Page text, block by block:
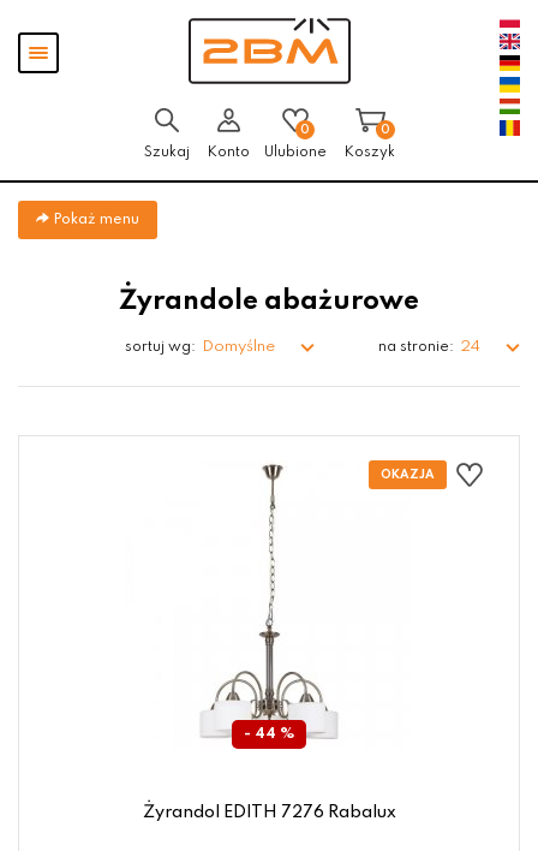
Pokaż
menu
Szukaj Konto
0
Ulubione
0
Koszyk
Pokaż menu
Żyrandole abażurowe
sortuj wg: Domyślne na stronie: 24
- 44 %
Żyrandol EDITH 7276 Rabalux